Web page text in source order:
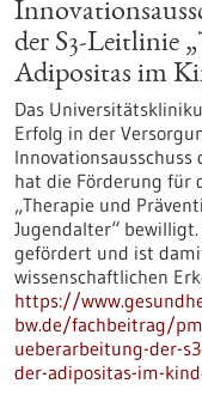
der S3-​Leitlinie
Adipositas im
Das
Erfolg in der
Innovationsausschuss
hat die Förderung für
„Therapie und
Jugendalter“
gefördert und ist
wissenschaftlichen
https://
bw.de/fachbeitrag/
ueberarbeitung-der-
der-adipositas-im-